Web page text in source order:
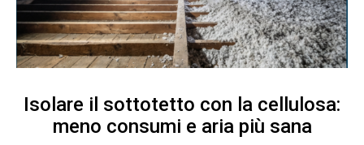
Isolare il sottotetto con la cellulosa:
meno consumi e aria più sana